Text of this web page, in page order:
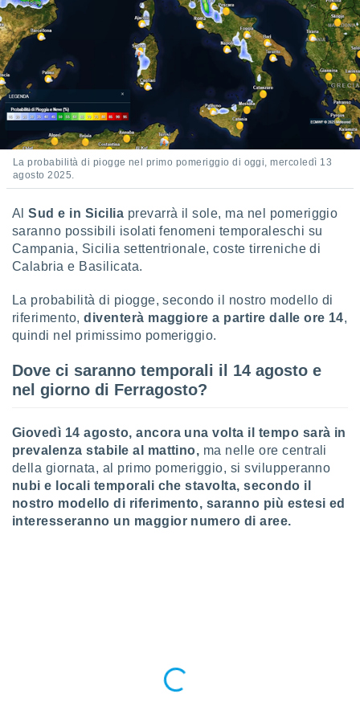
e
quali la
su
web,
e
di
dati
sulla
al quale
Per
tuo
dei
facendo
" o
cookie
il
dei
La probabilità di piogge nel primo pomeriggio di oggi, mercoledì 13
agosto 2025.
AlSud e in Sicilia prevarrà il sole, ma nel pomeriggio
saranno possibili isolati fenomeni temporaleschi su
Campania, Sicilia settentrionale, coste tirreniche di
Calabria e Basilicata.
La probabilità di piogge, secondo il nostro modello di
riferimento,diventerà maggiore a partire dalle ore 14,
quindi nel primissimo pomeriggio.
Dove ci saranno temporali il 14 agosto e
nel giorno di Ferragosto?
Giovedì 14 agosto, ancora una volta il tempo sarà in
prevalenza stabile al mattino, ma nelle ore centrali
della giornata, al primo pomeriggio, si svilupperanno
nubi e locali temporali che stavolta, secondo il
nostro modello di riferimento, saranno più estesi ed
interesseranno un maggior numero di aree.